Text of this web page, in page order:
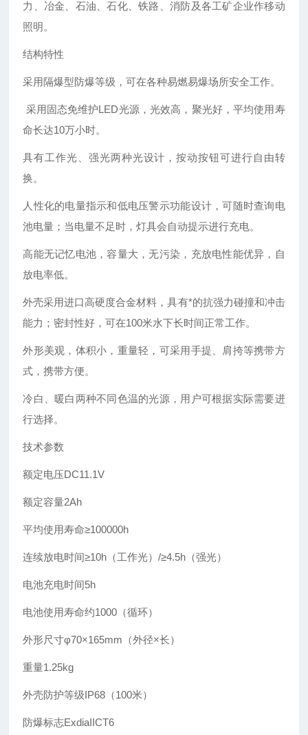
力、冶金、石油、石化、铁路、消防及各工矿企业作移动
照明。
结构特性
采用隔爆型防爆等级，可在各种易燃易爆场所安全工作。
采用固态免维护LED光源，光效高，聚光好，平均使用寿
命长达10万小时。
具有工作光、强光两种光设计，按动按钮可进行自由转
换。
人性化的电量指示和低电压警示功能设计，可随时查询电
池电量；当电量不足时，灯具会自动提示进行充电。
高能无记忆电池，容量大，无污染，充放电性能优异，自
放电率低。
外壳采用进口高硬度合金材料，具有*的抗强力碰撞和冲击
能力；密封性好，可在100米水下长时间正常工作。
外形美观，体积小，重量轻，可采用手提、肩挎等携带方
式，携带方便。
冷白、暖白两种不同色温的光源，用户可根据实际需要进
行选择。
技术参数
额定电压DC11.1V
额定容量2Ah
平均使用寿命≥100000h
连续放电时间≥10h（工作光）/≥4.5h（强光）
电池充电时间5h
电池使用寿命约1000（循环）
外形尺寸φ70×165mm（外径×长）
重量1.25kg
外壳防护等级IP68（100米）
防爆标志ExdiaIICT6